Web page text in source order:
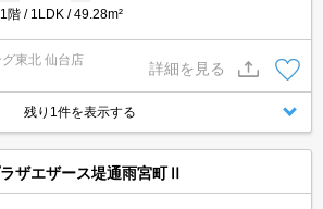
1階
1LDK 49.28m²
東北 仙台店
詳細を見る
残り1件を表示する
ザエザース堤通雨宮町Ⅱ